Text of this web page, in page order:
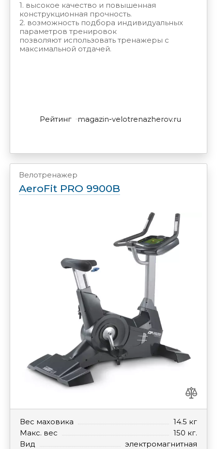
1. высокое качество и повышенная
конструкционная прочность.
2. возможность подбора индивидуальных
параметров тренировок
позволяют использовать тренажеры с
максимальной отдачей.
Рейтинг magazin-velotrenazherov.ru
Велотренажер
AeroFit PRO 9900B
Вес маховика
14.5 кг
Макс. вес
150 кг.
Вид
электромагнитная